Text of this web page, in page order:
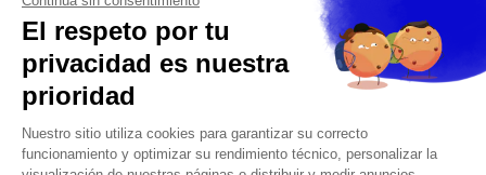
Actualidad
Admisión
Estudiantes
Contacto